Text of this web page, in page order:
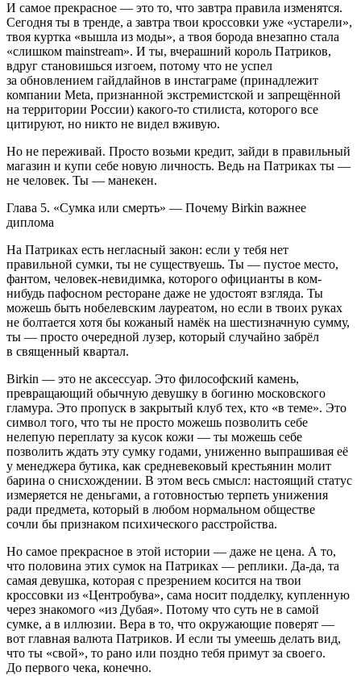
И самое прекрасное — это то, что завтра правила изменятся.
Сегодня ты в тренде, а завтра твои кроссовки уже «устарели»,
твоя куртка «вышла из моды», а твоя борода внезапно стала
«слишком mainstream». И ты, вчерашний король Патриков,
вдруг становишься изгоем, потому что не успел
за обновлением гайдлайнов в инстаграме (принадлежит
компании Meta, признанной экстремистской и запрещённой
на территории России) какого-то стилиста, которого все
цитируют, но никто не видел вживую.
Но не переживай. Просто возьми кредит, зайди в правильный
магазин и купи себе новую личность. Ведь на Патриках ты —
не человек. Ты — манекен.
Глава 5. «Сумка или смерть» — Почему Birkin важнее
диплома
На Патриках есть негласный закон: если у тебя нет
правильной сумки, ты не существуешь. Ты — пустое место,
фантом, человек-невидимка, которого официанты в ком-
нибудь пафосном ресторане даже не удостоят взгляда. Ты
можешь быть нобелевским лауреатом, но если в твоих руках
не болтается хотя бы кожаный намёк на шестизначную сумму,
ты — просто очередной лузер, который случайно забрёл
в священный квартал.
Birkin — это не аксессуар. Это философский камень,
превращающий обычную девушку в богиню московского
гламура. Это пропуск в закрытый клуб тех, кто «в теме». Это
символ того, что ты не просто можешь позволить себе
нелепую переплату за кусок кожи — ты можешь себе
позволить ждать эту сумку годами, униженно выпрашивая её
у менеджера бутика, как средневековый крестьянин молит
барина о снисхождении. В этом весь смысл: настоящий статус
измеряется не деньгами, а готовностью терпеть унижения
ради предмета, который в любом нормальном обществе
сочли бы признаком психического расстройства.
Но самое прекрасное в этой истории — даже не цена. А то,
что половина этих сумок на Патриках — реплики. Да-да, та
самая девушка, которая с презрением косится на твои
кроссовки из «Центробува», сама носит подделку, купленную
через знакомого «из Дубая». Потому что суть не в самой
сумке, а в иллюзии. Вера в то, что окружающие поверят —
вот главная валюта Патриков. И если ты умеешь делать вид,
что ты «свой», то рано или поздно тебя примут за своего.
До первого чека, конечно.